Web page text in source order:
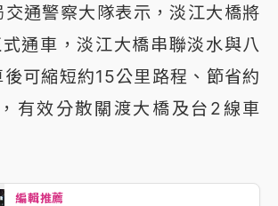
通警察大隊表示，淡江大橋將
通車，淡江大橋串聯淡水與八
可縮短約15公里路程、節省約
有效分散關渡大橋及台2線車
編輯推薦